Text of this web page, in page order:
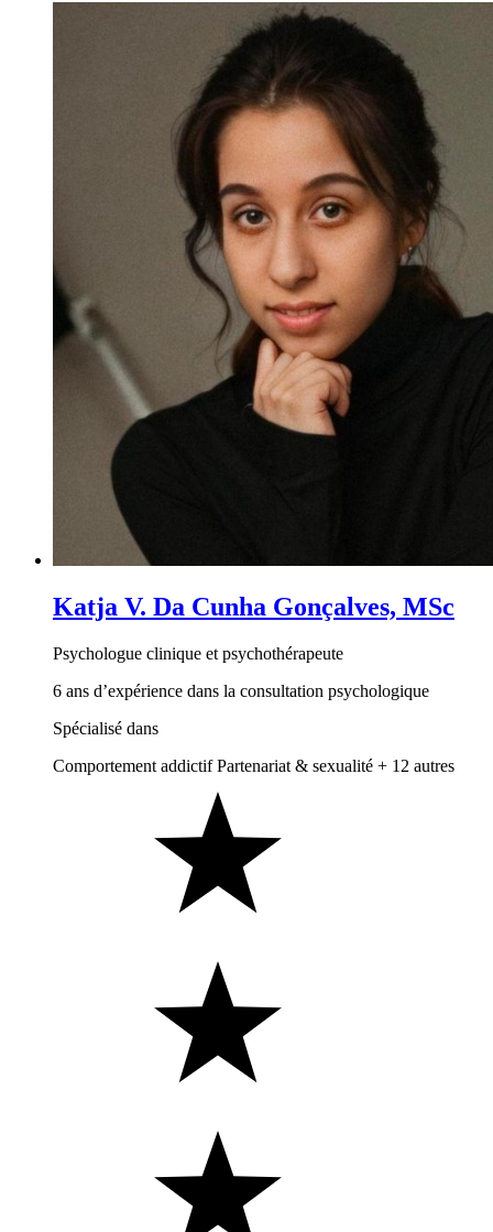
Katja V. Da Cunha Gonçalves, MSc
Psychologue clinique et psychothérapeute
6 ans d’expérience dans la consultation psychologique
Spécialisé dans
Comportement addictif Partenariat & sexualité + 12 autres